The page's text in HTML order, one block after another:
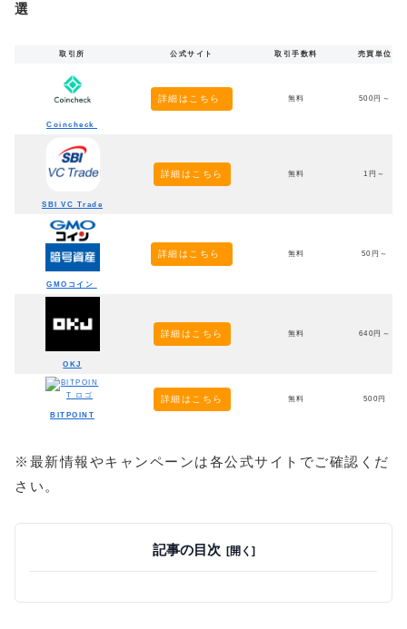
選
取引所 公式サイト 取引手数料 売買単位
Coincheck
詳細はこちら 無料 500円～
SBI VC Trade
詳細はこちら 無料 1円～
GMOコイン
詳細はこちら 無料 50円～
OKJ
詳細はこちら 無料 640円～
BITPOINT
詳細はこちら 無料 500円
※最新情報やキャンペーンは各公式サイトでご確認くだ
さい。
記事の目次